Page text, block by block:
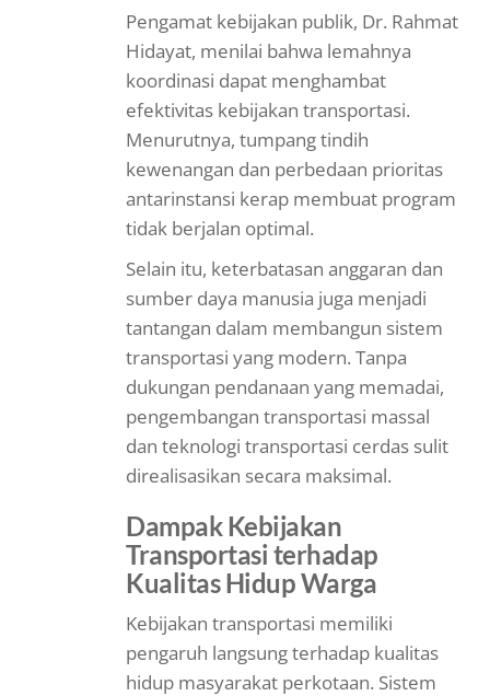
Pengamat kebijakan publik, Dr. Rahmat
Hidayat, menilai bahwa lemahnya
koordinasi dapat menghambat
efektivitas kebijakan transportasi.
Menurutnya, tumpang tindih
kewenangan dan perbedaan prioritas
antarinstansi kerap membuat program
tidak berjalan optimal.
Selain itu, keterbatasan anggaran dan
sumber daya manusia juga menjadi
tantangan dalam membangun sistem
transportasi yang modern. Tanpa
dukungan pendanaan yang memadai,
pengembangan transportasi massal
dan teknologi transportasi cerdas sulit
direalisasikan secara maksimal.
Dampak Kebijakan
Transportasi terhadap
Kualitas Hidup Warga
Kebijakan transportasi memiliki
pengaruh langsung terhadap kualitas
hidup masyarakat perkotaan. Sistem